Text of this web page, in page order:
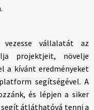
vezesse vállalatát az
projektjeit, növelje
a kívánt eredményeket
segítségével. A
és lépjen a siker
segít átláthatóvá tenni a